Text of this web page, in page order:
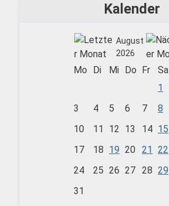
Kalender
August
2026
Mo Di Mi Do Fr Sa
1
3
4 5 6 7 8
10
11 12 13 14 15
17
18 19 20 21 22
24
25 26 27 28 29
31